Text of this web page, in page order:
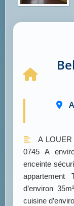
A
0745 A
enceinte
appartement
d’environ
cuisine